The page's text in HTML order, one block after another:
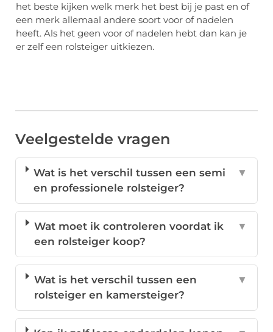
het beste kijken welk merk het best bij je past en of
een merk allemaal andere soort voor of nadelen
heeft. Als het geen voor of nadelen hebt dan kan je
er zelf een rolsteiger uitkiezen.
Veelgestelde vragen
Wat is het verschil tussen een semi
en professionele rolsteiger?
▼
Wat moet ik controleren voordat ik
een rolsteiger koop?
▼
Wat is het verschil tussen een
rolsteiger en kamersteiger?
▼